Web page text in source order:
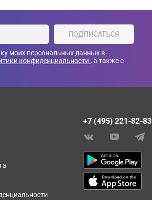
ПОДПИСАТЬСЯ
моих персональных данных в
конфиденциальности , а также с
+7 (495) 221-82-83